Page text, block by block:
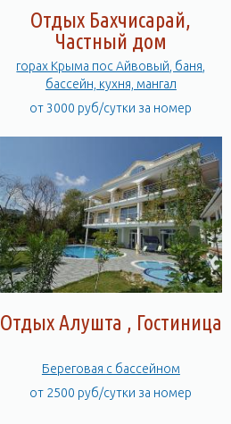
Отдых Бахчисарай,
Частный дом
горах Крыма пос Айвовый, баня,
бассейн, кухня, мангал
от 3000 руб/сутки за номер
Отдых Алушта , Гостиница
Береговая с бассейном
от 2500 руб/сутки за номер